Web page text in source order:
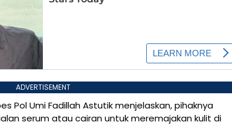
ADVERTISEMENT
Pol Umi Fadillah Astutik menjelaskan, pihaknya
serum atau cairan untuk meremajakan kulit di